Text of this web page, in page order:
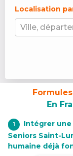
Localisation
Ville,
En
1
Intégrer une
Seniors Saint-
humaine déjà